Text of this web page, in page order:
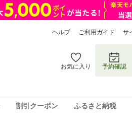
ヘルプ ご利用ガイド サ
お気に入り 予約確認
割引クーポン ふるさと納税